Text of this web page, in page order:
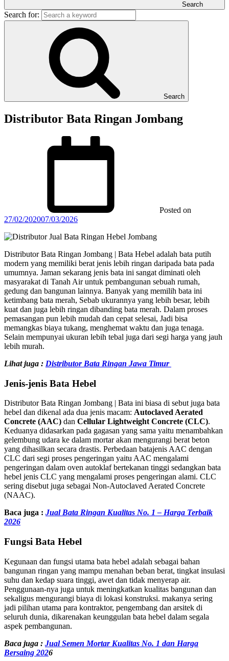
Search
Search for:
Search
Distributor Bata Ringan Jombang
Posted on
27/02/202007/03/2026
Distributor Bata Ringan Jombang | Bata Hebel adalah bata putih
modern yang memiliki berat jenis lebih ringan daripada bata pada
umumnya. Jaman sekarang jenis bata ini sangat diminati oleh
masyarakat di Tanah Air untuk pembangunan sebuah rumah,
gedung dan bangunan lainnya. Banyak yang memilih bata ini
ketimbang bata merah, Sebab ukurannya yang lebih besar, lebih
kuat dan juga lebih ringan dibanding bata merah. Dalam proses
pemasangan pun lebih mudah dan cepat selesai, Jadi bisa
memangkas biaya tukang, menghemat waktu dan juga tenaga.
Selain mempunyai ukuran lebih tebal juga dari segi harga yang jauh
lebih murah.
Lihat juga : Distributor Bata Ringan Jawa Timur
Jenis-jenis Bata Hebel
Distributor Bata Ringan Jombang | Bata ini biasa di sebut juga bata
hebel dan dikenal ada dua jenis macam: Autoclaved Aerated
Concrete (AAC) dan Cellular Lightweight Concrete (CLC).
Keduanya didasarkan pada gagasan yang sama yaitu menambahkan
gelembung udara ke dalam mortar akan mengurangi berat beton
yang dihasilkan secara drastis. Perbedaan batajenis AAC dengan
CLC dari segi proses pengeringan yaitu AAC mengalami
pengeringan dalam oven autoklaf bertekanan tinggi sedangkan bata
hebel jenis CLC yang mengalami proses pengeringan alami. CLC
sering disebut juga sebagai Non-Autoclaved Aerated Concrete
(NAAC).
Baca juga : Jual Bata Ringan Kualitas No. 1 – Harga Terbaik
2026
Fungsi Bata Hebel
Kegunaan dan fungsi utama bata hebel adalah sebagai bahan
bangunan ringan yang mampu menahan beban berat, tingkat insulasi
suhu dan kedap suara tinggi, awet dan tidak menyerap air.
Penggunaan-nya juga untuk meningkatkan kualitas bangunan dan
sekaligus mengurangi biaya di lokasi konstruksi. makanya sering
jadi pilihan utama para kontraktor, pengembang dan arsitek di
seluruh dunia, dikarenakan keunggulan bata hebel dalam segala
aspek pembangunan.
Baca juga : Jual Semen Mortar Kualitas No. 1 dan Harga
Bersaing 2026